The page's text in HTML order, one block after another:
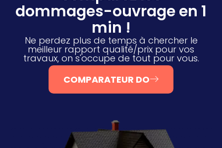
dommages-ouvrage en 1
min !
Ne perdez plus de temps à chercher le
meilleur rapport qualité/prix pour vos
travaux, on s'occupe de tout pour vous.
COMPARATEUR DO